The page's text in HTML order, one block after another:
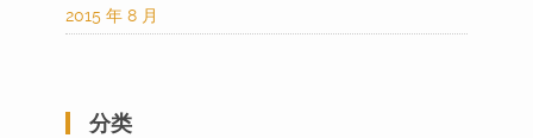
2015 年 8 月
分类